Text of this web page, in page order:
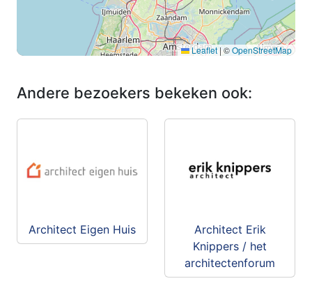
Leaflet | ©OpenStreetMap
Andere bezoekers bekeken ook:
Architect Eigen Huis
Architect Erik
Knippers / het
architectenforum